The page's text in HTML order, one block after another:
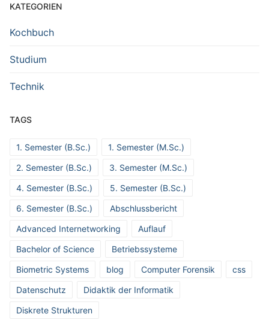
KATEGORIEN
Kochbuch
Studium
Technik
TAGS
1. Semester (B.Sc.)
1. Semester (M.Sc.)
2. Semester (B.Sc.)
3. Semester (M.Sc.)
4. Semester (B.Sc.)
5. Semester (B.Sc.)
6. Semester (B.Sc.)
Abschlussbericht
Advanced Internetworking
Auflauf
Bachelor of Science
Betriebssysteme
Biometric Systems
blog Computer Forensik
css
Datenschutz
Didaktik der Informatik
Diskrete Strukturen